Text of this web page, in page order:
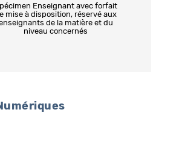
Enseignant avec forfait
mise à disposition, réservé aux
de la matière et du
niveau concernés